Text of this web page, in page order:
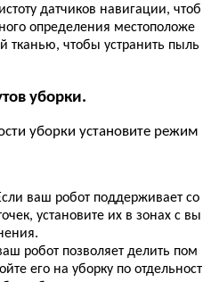
датчиков навигации, чтоб
определения местоположе
тканью, чтобы устранить пыль
уборки.
уборки установите режим
ваш робот поддерживает со
установите их в зонах с вы
робот позволяет делить пом
его на уборку по отдельност